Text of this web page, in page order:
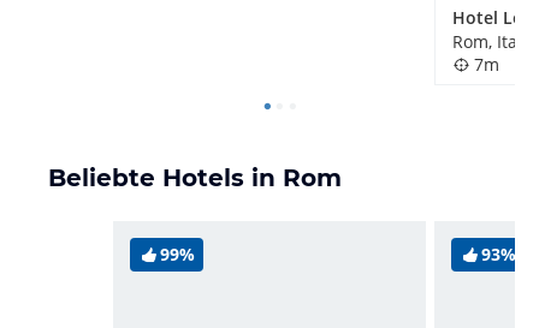
Hotel Le
Rom,
7m
Beliebte Hotels in Rom
99% 93%